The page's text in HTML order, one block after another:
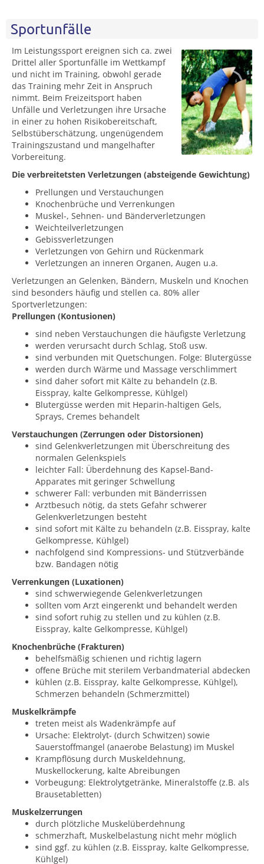
Sportunfälle
Im Leistungssport ereignen sich ca. zwei
Drittel aller Sportunfälle im Wettkampf
und nicht im Training, obwohl gerade
das Training mehr Zeit in Anspruch
nimmt. Beim Freizeitsport haben
Unfälle und Verletzungen ihre Ursache
in einer zu hohen Risikobereitschaft,
Selbstüberschätzung, ungenügendem
Trainingszustand und mangelhafter
Vorbereitung.
Die verbreitetsten Verletzungen (absteigende Gewichtung)
Prellungen und Verstauchungen
Knochenbrüche und Verrenkungen
Muskel-, Sehnen- und Bänderverletzungen
Weichteilverletzungen
Gebissverletzungen
Verletzungen von Gehirn und Rückenmark
Verletzungen an inneren Organen, Augen u.a.
Verletzungen an Gelenken, Bändern, Muskeln und Knochen
sind besonders häufig und stellen ca. 80% aller
Sportverletzungen:
Prellungen (Kontusionen)
sind neben Verstauchungen die häufigste Verletzung
werden verursacht durch Schlag, Stoß usw.
sind verbunden mit Quetschungen. Folge: Blutergüsse
werden durch Wärme und Massage verschlimmert
sind daher sofort mit Kälte zu behandeln (z.B.
Eisspray, kalte Gelkompresse, Kühlgel)
Blutergüsse werden mit Heparin-haltigen Gels,
Sprays, Cremes behandelt
Verstauchungen (Zerrungen oder Distorsionen)
sind Gelenkverletzungen mit Überschreitung des
normalen Gelenkspiels
leichter Fall: Überdehnung des Kapsel-Band-
Apparates mit geringer Schwellung
schwerer Fall: verbunden mit Bänderrissen
Arztbesuch nötig, da stets Gefahr schwerer
Gelenkverletzungen besteht
sind sofort mit Kälte zu behandeln (z.B. Eisspray, kalte
Gelkompresse, Kühlgel)
nachfolgend sind Kompressions- und Stützverbände
bzw. Bandagen nötig
Verrenkungen (Luxationen)
sind schwerwiegende Gelenkverletzungen
sollten vom Arzt eingerenkt und behandelt werden
sind sofort ruhig zu stellen und zu kühlen (z.B.
Eisspray, kalte Gelkompresse, Kühlgel)
Knochenbrüche (Frakturen)
behelfsmäßig schienen und richtig lagern
offene Brüche mit sterilem Verbandmaterial abdecken
kühlen (z.B. Eisspray, kalte Gelkompresse, Kühlgel),
Schmerzen behandeln (Schmerzmittel)
Muskelkrämpfe
treten meist als Wadenkrämpfe auf
Ursache: Elektrolyt- (durch Schwitzen) sowie
Sauerstoffmangel (anaerobe Belastung) im Muskel
Krampflösung durch Muskeldehnung,
Muskellockerung, kalte Abreibungen
Vorbeugung: Elektrolytgetränke, Mineralstoffe (z.B. als
Brausetabletten)
Muskelzerrungen
durch plötzliche Muskelüberdehnung
schmerzhaft, Muskelbelastung nicht mehr möglich
sind ggf. zu kühlen (z.B. Eisspray, kalte Gelkompresse,
Kühlgel)